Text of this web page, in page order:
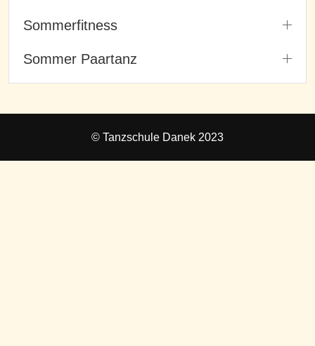
Sommerfitness
Sommer Paartanz
© Tanzschule Danek 2023